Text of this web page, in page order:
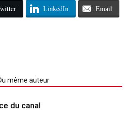
LinkedIn Email
même auteur
du canal